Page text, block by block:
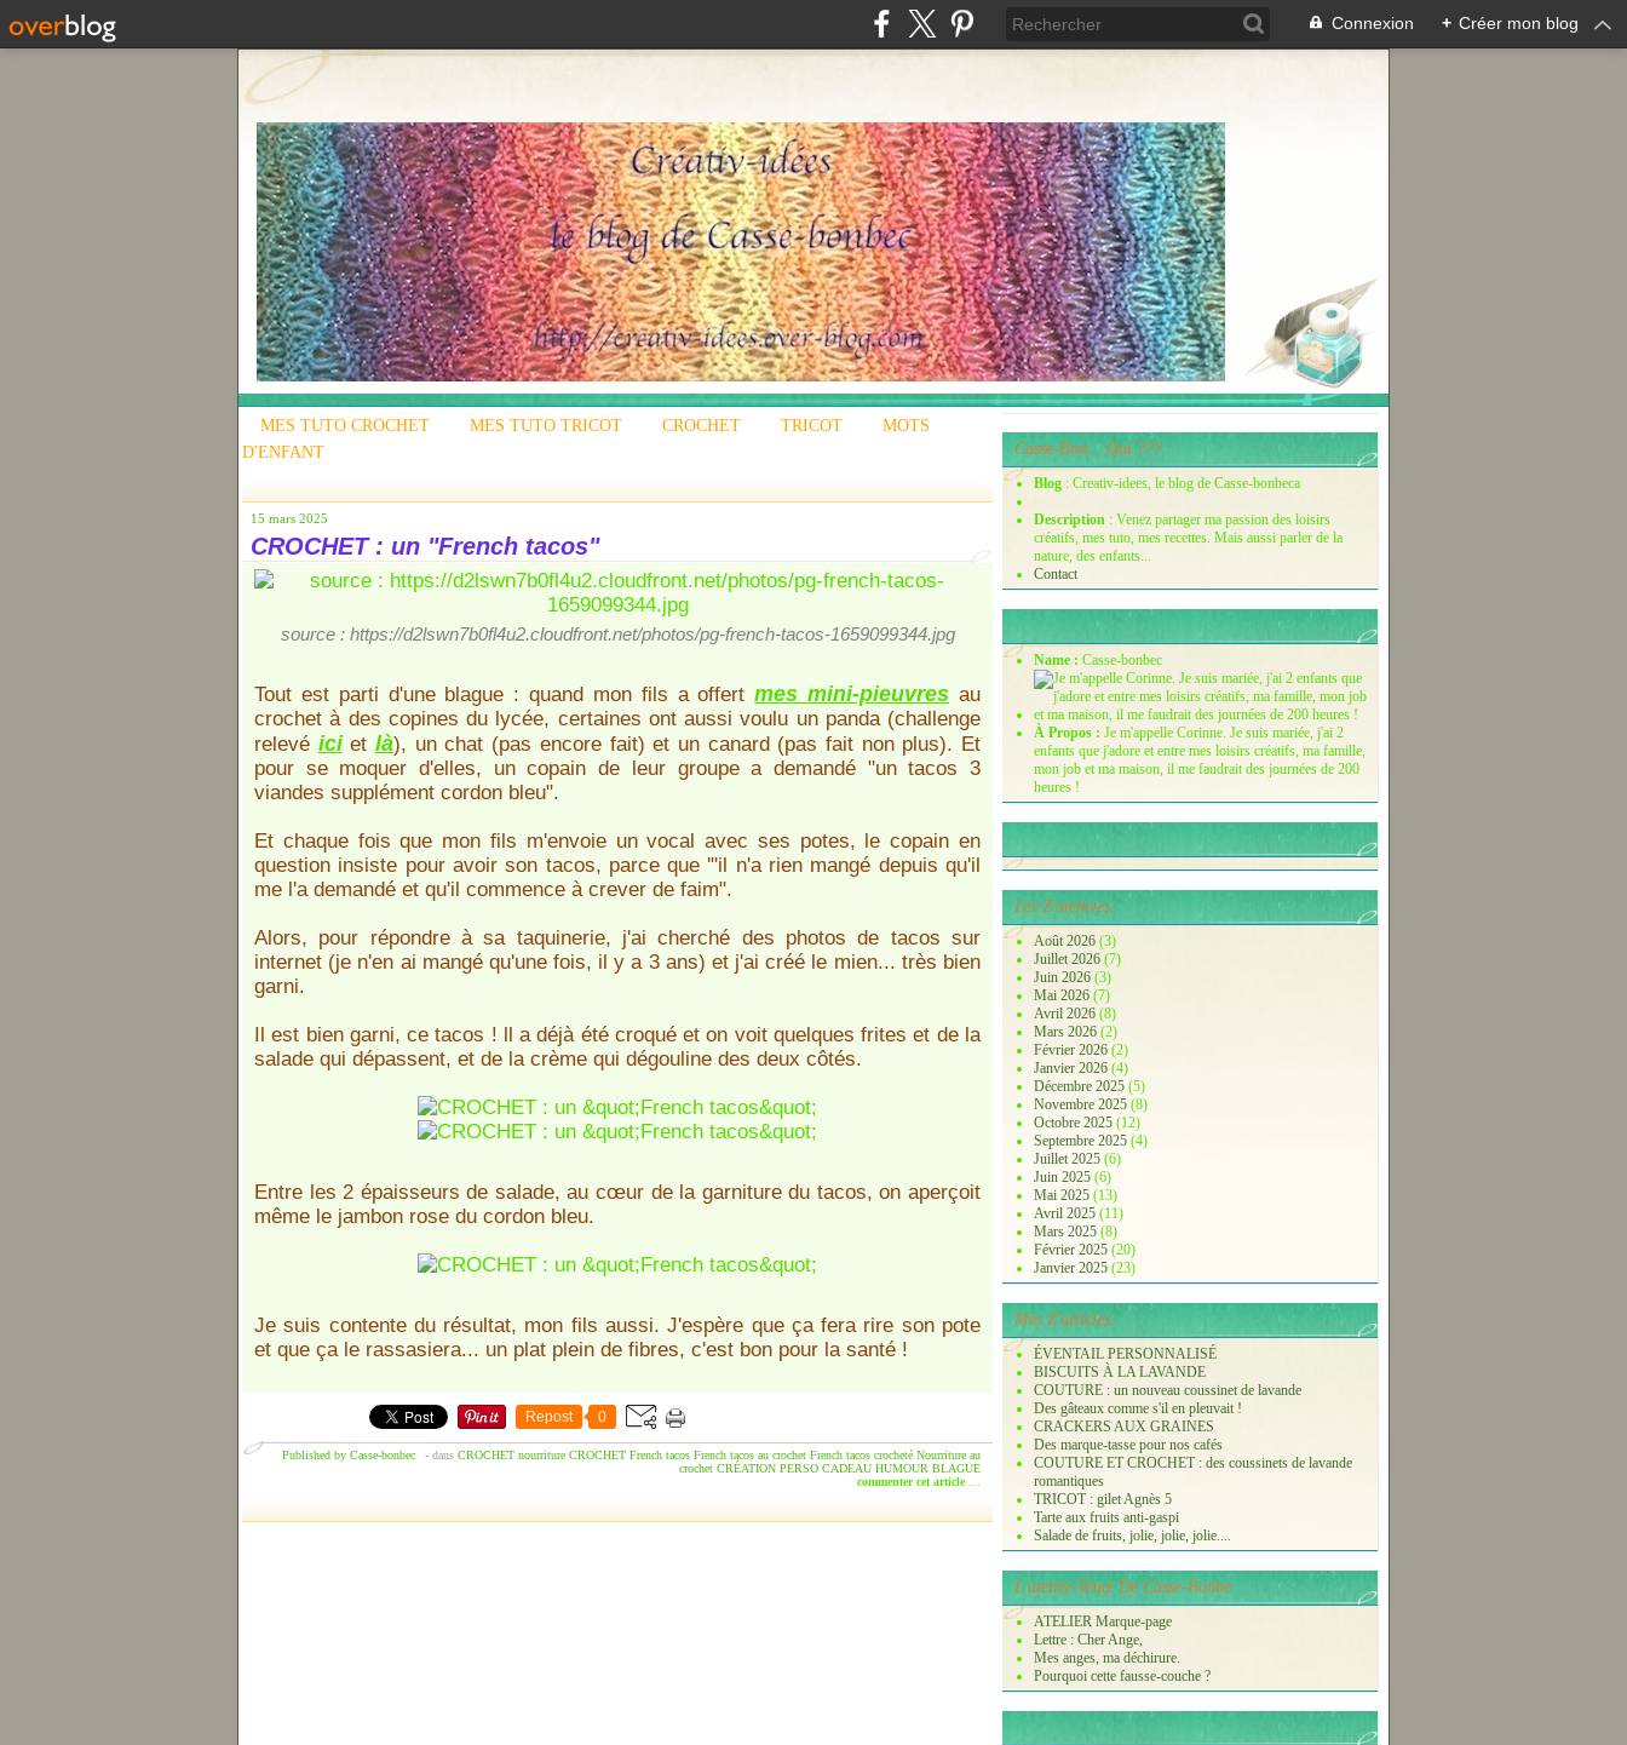
Connexion + Créer mon blog
MES TUTO CROCHET MES TUTO TRICOT CROCHET TRICOT
MOTS
D'ENFANT
15 mars 2025
CROCHET : un "French tacos"
source : https://d2lswn7b0fl4u2.cloudfront.net/photos/pg-french-tacos-1659099344.jpg
Tout est parti d'une blague : quand mon fils a offertmes mini-pieuvres au
crochet à des copines du lycée, certaines ont aussi voulu un panda (challenge
relevé icietlà), un chat (pas encore fait) et un canard (pas fait non plus). Et
pour se moquer d'elles, un copain de leur groupe a demandé "un tacos 3
viandes supplément cordon bleu".
Et chaque fois que mon fils m'envoie un vocal avec ses potes, le copain en
question insiste pour avoir son tacos, parce que '"il n'a rien mangé depuis qu'il
me l'a demandé et qu'il commence à crever de faim".
Alors, pour répondre à sa taquinerie, j'ai cherché des photos de tacos sur
internet (je n'en ai mangé qu'une fois, il y a 3 ans) et j'ai créé le mien... très bien
garni.
Il est bien garni, ce tacos ! ll a déjà été croqué et on voit quelques frites et de la
salade qui dépassent, et de la crème qui dégouline des deux côtés.
Entre les 2 épaisseurs de salade, au cœur de la garniture du tacos, on aperçoit
même le jambon rose du cordon bleu.
Je suis contente du résultat, mon fils aussi. J'espère que ça fera rire son pote
et que ça le rassasiera... un plat plein de fibres, c'est bon pour la santé !
Repost 0
Published by Casse-bonbec - dans CROCHET nourriture CROCHET French tacos French tacos au crochet French tacos crocheté Nourriture au
crochet CRÉATION PERSO CADEAU HUMOUR BLAGUE
commenter cet article
Casse-Bon... Qui ???
Blog : Creativ-idees, le blog de Casse-bonbeca
Description : Venez partager ma passion des loisirs
créatifs, mes tuto, mes recettes. Mais aussi parler de la
nature, des enfants...
Contact
Name : Casse-bonbec
À Propos : Je m'appelle Corinne. Je suis mariée, j'ai 2
enfants que j'adore et entre mes loisirs créatifs, ma famille,
mon job et ma maison, il me faudrait des journées de 200
heures !
Les Z'archives.
Août 2026 (3)
Juillet 2026 (7)
Juin 2026 (3)
Mai 2026 (7)
Avril 2026 (8)
Mars 2026 (2)
Février 2026 (2)
Janvier 2026 (4)
Décembre 2025 (5)
Novembre 2025 (8)
Octobre 2025 (12)
Septembre 2025 (4)
Juillet 2025 (6)
Juin 2025 (6)
Mai 2025 (13)
Avril 2025 (11)
Mars 2025 (8)
Février 2025 (20)
Janvier 2025 (23)
Mes Z'articles.
ÉVENTAIL PERSONNALISÉ
BISCUITS À LA LAVANDE
COUTURE : un nouveau coussinet de lavande
Des gâteaux comme s'il en pleuvait !
CRACKERS AUX GRAINES
Des marque-tasse pour nos cafés
COUTURE ET CROCHET : des coussinets de lavande
romantiques
TRICOT : gilet Agnès 5
Tarte aux fruits anti-gaspi
Salade de fruits, jolie, jolie, jolie....
L'atelier-Vente De Casse-Bonbe
ATELIER Marque-page
Lettre : Cher Ange,
Mes anges, ma déchirure.
Pourquoi cette fausse-couche ?